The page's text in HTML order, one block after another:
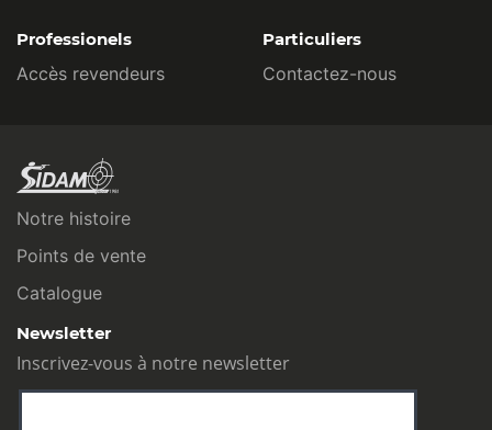
Professionels
Accès revendeurs
Particuliers
Contactez-nous
Notre histoire
Points de vente
Catalogue
Newsletter
Inscrivez-vous à notre newsletter